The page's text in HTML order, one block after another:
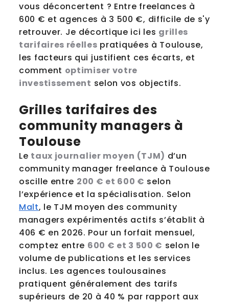
vous déconcertent ? Entre freelances à
600 € et agences à 3 500 €, difficile de s'y
retrouver. Je décortique ici les grilles
tarifaires réelles pratiquées à Toulouse,
les facteurs qui justifient ces écarts, et
comment optimiser votre
investissement selon vos objectifs.
Grilles tarifaires des
community managers à
Toulouse
Le taux journalier moyen (TJM) d’un
community manager freelance à Toulouse
oscille entre 200 € et 600 € selon
l’expérience et la spécialisation. Selon
Malt, le TJM moyen des community
managers expérimentés actifs s’établit à
406 € en 2026. Pour un forfait mensuel,
comptez entre 600 € et 3 500 € selon le
volume de publications et les services
inclus. Les agences toulousaines
pratiquent généralement des tarifs
supérieurs de 20 à 40 % par rapport aux